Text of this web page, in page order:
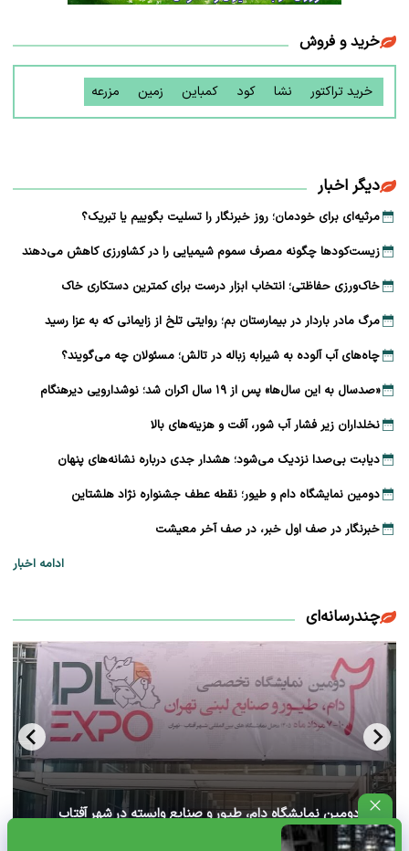
خرید و فروش
خرید تراکتور نشا کود کمباین زمین مزرعه
دیگر اخبار
مرثیه‌ای برای خودمان؛ روز خبرنگار را تسلیت بگوییم یا تبریک؟
زیست‌کودها چگونه مصرف سموم شیمیایی را در کشاورزی کاهش می‌دهند
خاک‌ورزی حفاظتی؛ انتخاب ابزار درست برای کمترین دستکاری خاک
مرگ مادر باردار در بیمارستان بم؛ روایتی تلخ از زایمانی که به عزا رسید
چاه‌های آب آلوده به شیرابه زباله در تالش؛ مسئولان چه می‌گویند؟
«صدسال به این سال‌ها» پس از ۱۹ سال اکران شد؛ نوشدارویی دیرهنگام
نخلداران زیر فشار آب شور، آفت و هزینه‌های بالا
دیابت بی‌صدا نزدیک می‌شود؛ هشدار جدی درباره نشانه‌های پنهان
دومین نمایشگاه دام و طیور؛ نقطه عطف جشنواره نژاد هلشتاین
خبرنگار در صف اول خبر، در صف آخر معیشت
ادامه اخبار
چندرسانه‌ای
آغاز دومین نمایشگاه دام، طیور و صنایع وابسته در شهر آفتاب
تهران+ ویدئو